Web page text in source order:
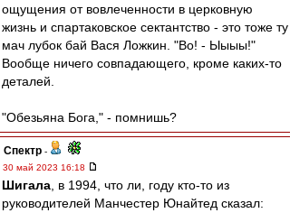
ощущения от вовлеченности в церковную
жизнь и спартаковское сектантство - это тоже ту
мач лубок бай Вася Ложкин. "Во! - Ыыыы!"
Вообще ничего совпадающего, кроме каких-то
деталей.
"Обезьяна Бога," - помнишь?
Спектр -
30 май 2023 16:18
Шигала , в 1994, что ли, году кто-то из
руководителей Манчестер Юнайтед сказал: